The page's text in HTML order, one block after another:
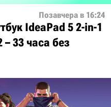
Позавчера в 16:24
IdeaPad 5 2-in-1
33 часа без